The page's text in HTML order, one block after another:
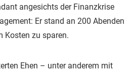
angesichts der Finanzkrise
Er stand an 200 Abenden
Kosten zu sparen.
Ehen – unter anderem mit